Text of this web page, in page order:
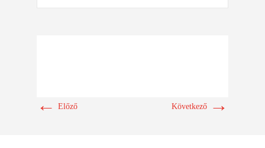
← Előző Következő →